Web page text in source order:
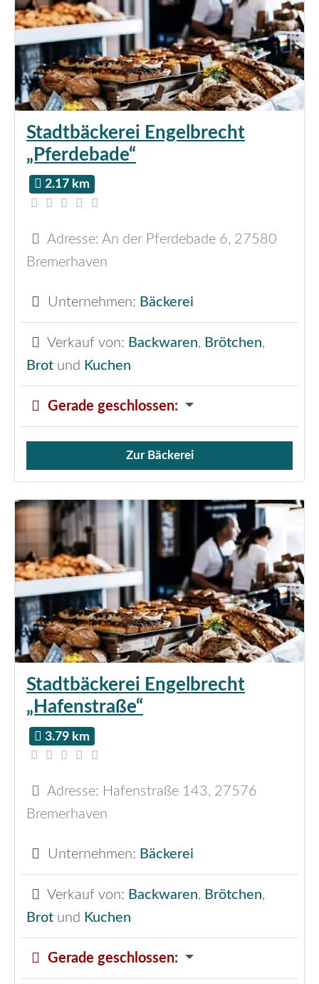
Stadtbäckerei Engelbrecht
„Pferdebade“
2.17 km
Adresse: An der Pferdebade 6, 27580
Bremerhaven
Unternehmen: Bäckerei
Verkauf von: Backwaren, Brötchen,
Brot und Kuchen
Gerade geschlossen:
Verkauf von Brötchen,
Zur Bäckerei
Stadtbäckerei Engelbrecht
„Hafenstraße“
3.79 km
Adresse: Hafenstraße 143, 27576
Bremerhaven
Unternehmen: Bäckerei
Verkauf von: Backwaren, Brötchen,
Brot und Kuchen
Gerade geschlossen: